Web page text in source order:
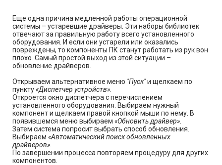
Еще одна причина медленной работы операционной
системы – устаревшие драйверы. Эти наборы библиотек
отвечают за правильную работу всего установленного
оборудования. И если они устарели или оказались
повреждены, то компоненты ПК станут работать из рук вон
плохо. Самый простой выход из этой ситуации –
обновление драйверов.
Открываем альтернативное меню "Пуск"и щелкаем по
пункту«Диспетчер устройств»
Откроется окно диспетчера с перечислением
установленного оборудования. Выбираем нужный
компонент и щелкаем правой кнопкой мыши по нему. В
появившемся меню выбираем «Обновить драйвер»
Затем система попросит выбрать способ обновления.
Выбираем «Автоматический поиск обновленных
драйверов»
По завершении процесса повторяем процедуру для других
компонентов.